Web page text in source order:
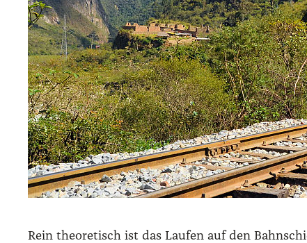
Rein theo­re­tisch ist das Lau­fen auf den